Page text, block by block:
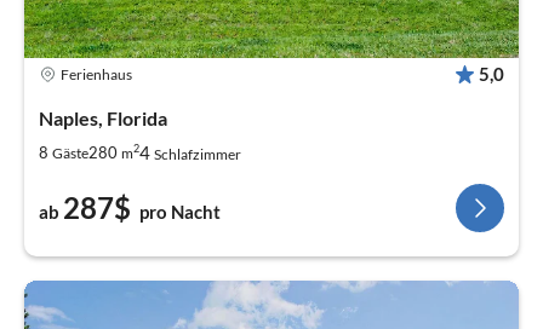
Ferienhaus 5,0
Naples, Florida
8 Gäste280 m24 Schlafzimmer
ab 287$ pro Nacht